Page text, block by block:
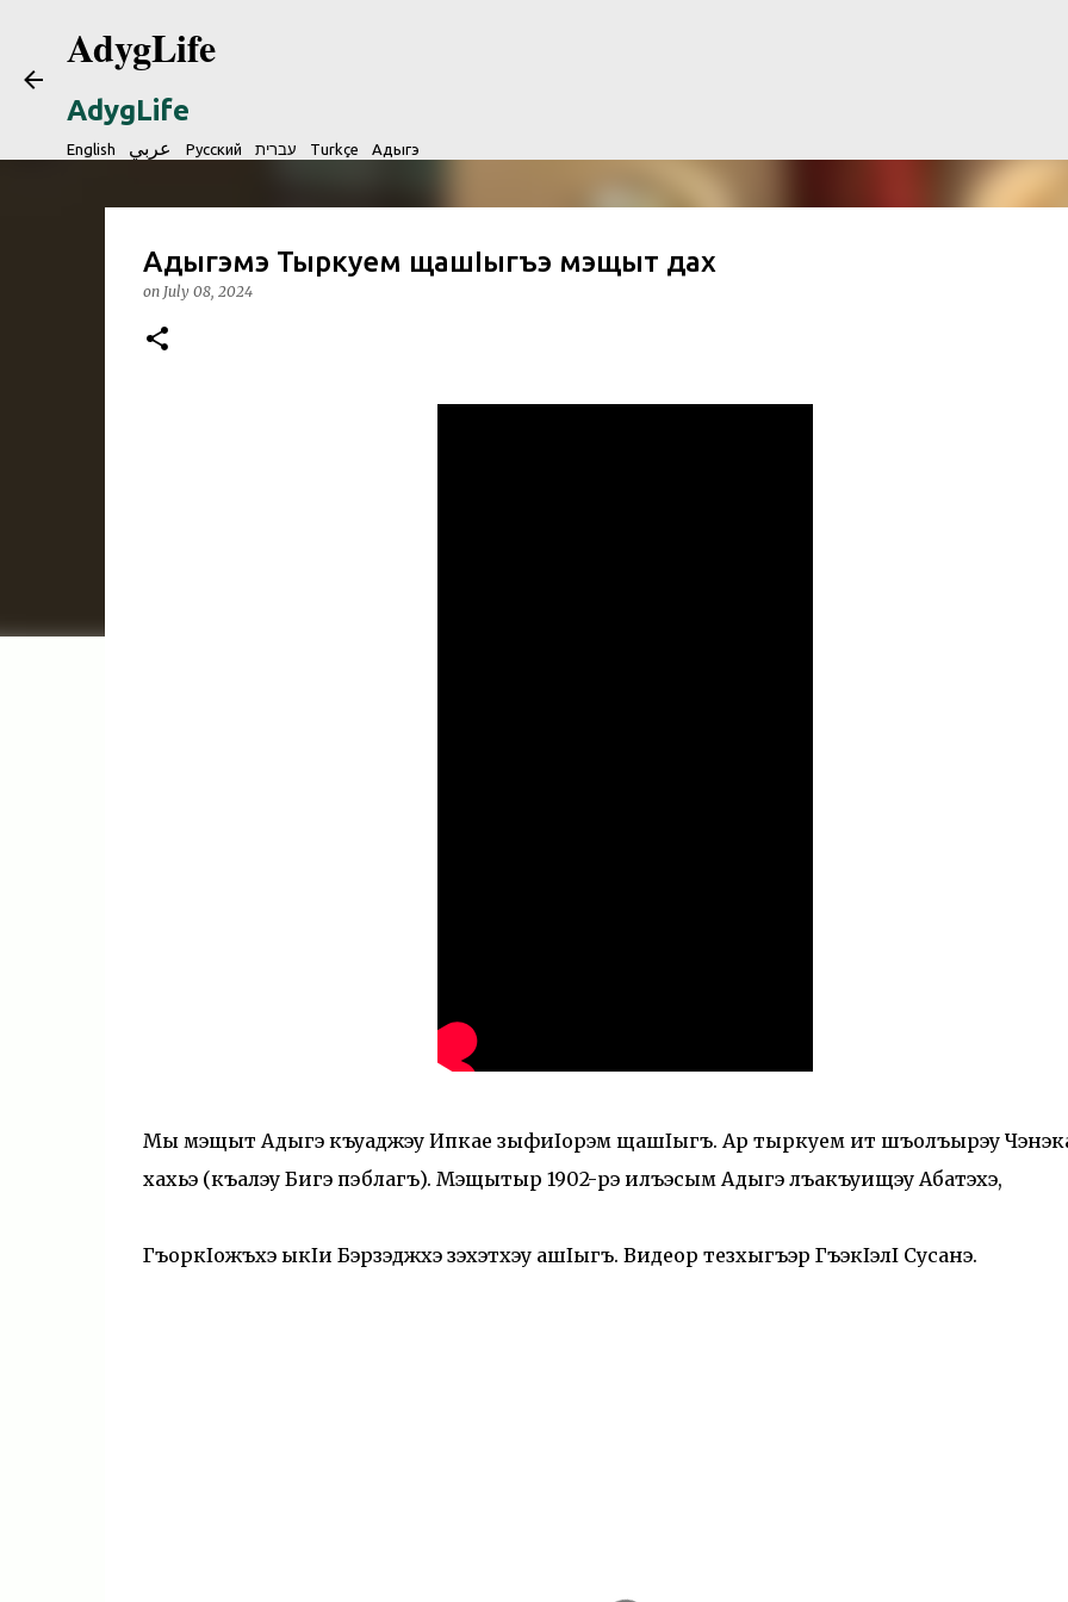
AdygLife
AdygLife
English Русский Turkçe Адыгэ
Адыгэмэ Тыркуем щашIыгъэ мэщыт дах
on July 08, 2024
Мы мэщыт Адыгэ къуаджэу Ипкае зыфиIорэм щашIыгъ. Ар тыркуем ит шъолъырэу
хахьэ (къалэу Бигэ пэблагъ). Мэщытыр 1902-рэ илъэсым Адыгэ лъакъуищэу Абатэхэ,
ГъоркIожъхэ ыкIи Бэрзэджхэ зэхэтхэу ашIыгъ. Видеор тезхыгъэр ГъэкIэлI Сусанэ.